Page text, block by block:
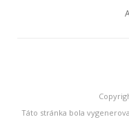
Táto stránka bola